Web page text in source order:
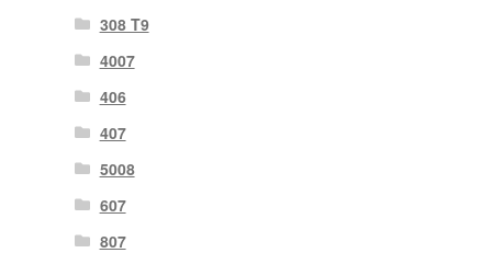
308 T9
4007
406
407
5008
607
807